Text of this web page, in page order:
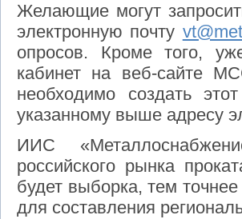
Желающие могут
электронную почту
опросов. Кроме того,
кабинет на веб-сайте
необходимо создать
указанному выше адресу
ИИС
российского рынка
будет выборка, тем
для составления